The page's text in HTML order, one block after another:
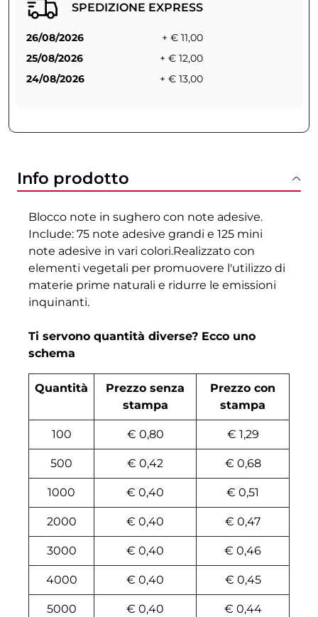
SPEDIZIONE EXPRESS
26/08/2026
+ € 11,00
25/08/2026
+ € 12,00
24/08/2026
+ € 13,00
Info prodotto
Blocco note in sughero con note adesive.
Include: 75 note adesive grandi e 125 mini
note adesive in vari colori.Realizzato con
elementi vegetali per promuovere l'utilizzo di
materie prime naturali e ridurre le emissioni
inquinanti.
Ti servono quantità diverse? Ecco uno
schema
Quantità
Prezzo senza
stampa
Prezzo con
stampa
100 € 0,80 € 1,29
500 € 0,42 € 0,68
1000 € 0,40 € 0,51
2000 € 0,40 € 0,47
3000 € 0,40 € 0,46
4000 € 0,40 € 0,45
5000 € 0,40 € 0,44